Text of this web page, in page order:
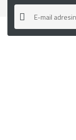
Ürün resmi
Ürün
Ürün
Ürün fiyatı